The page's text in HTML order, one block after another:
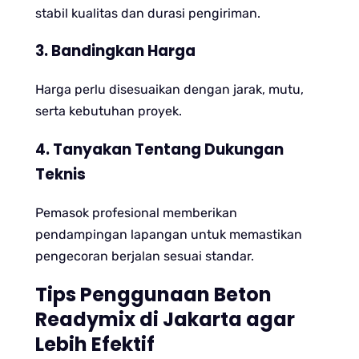
stabil kualitas dan durasi pengiriman.
3. Bandingkan Harga
Harga perlu disesuaikan dengan jarak, mutu,
serta kebutuhan proyek.
4. Tanyakan Tentang Dukungan
Teknis
Pemasok profesional memberikan
pendampingan lapangan untuk memastikan
pengecoran berjalan sesuai standar.
Tips Penggunaan Beton
Readymix di Jakarta agar
Lebih Efektif